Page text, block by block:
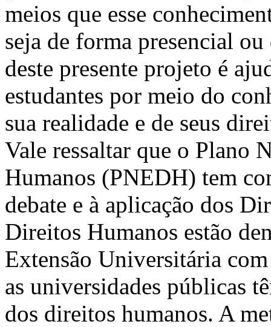
meios que esse
seja de forma presencial
deste presente projeto é
estudantes por meio do
sua realidade e de seus
Vale ressaltar que o Plano
Humanos (PNEDH) tem
debate e à aplicação dos
Direitos Humanos estão
Extensão Universitária
as universidades públicas
dos direitos humanos. A